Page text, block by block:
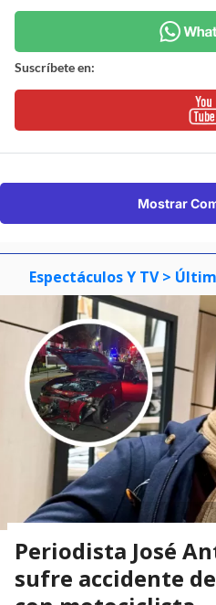
Suscríbete en:
Mostrar
Espectáculos Y TV >
Periodista José
sufre accidente